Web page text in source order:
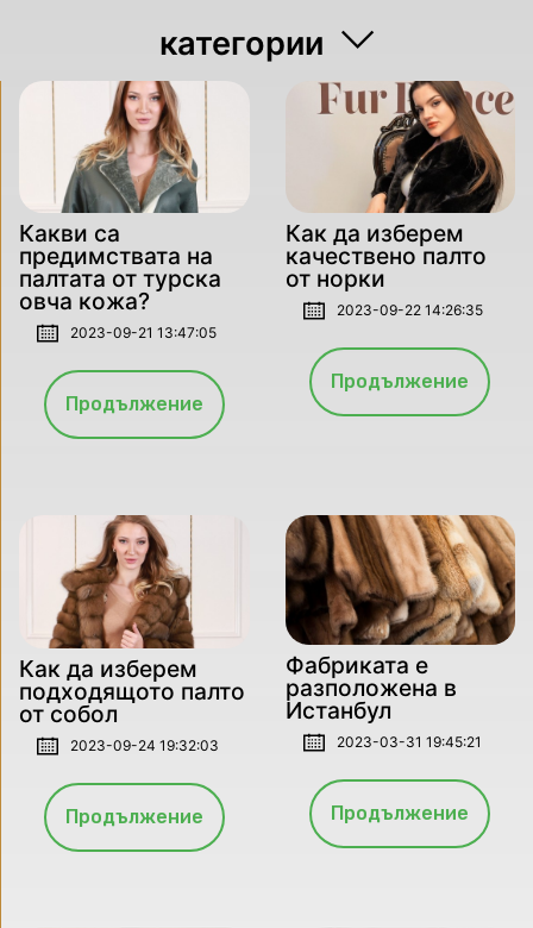
категории
Какви са
предимствата на
палтата от турска
овча кожа?
2023-09-21 13:47:05
Продължение
Как да изберем
качествено палто
от норки
2023-09-22 14:26:35
Продължение
Как да изберем
подходящото палто
от собол
2023-09-24 19:32:03
Продължение
Фабриката е
разположена в
Истанбул
2023-03-31 19:45:21
Продължение